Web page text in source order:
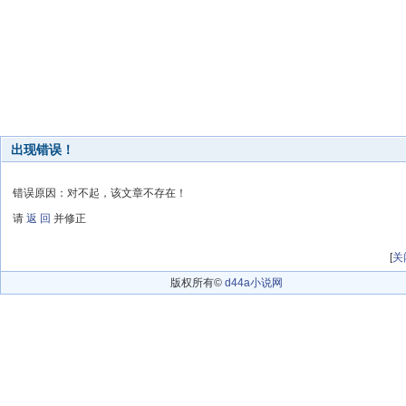
出现错误！
错误原因：对不起，该文章不存在！
请 返 回 并修正
[关
版权所有© d44a小说网